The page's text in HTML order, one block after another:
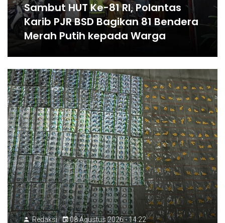
Sambut HUT Ke-81 RI, Polantas
Karib PJR BSD Bagikan 81 Bendera
Merah Putih kepada Warga
Redaksi 08 Agustus 2026 - 14:22